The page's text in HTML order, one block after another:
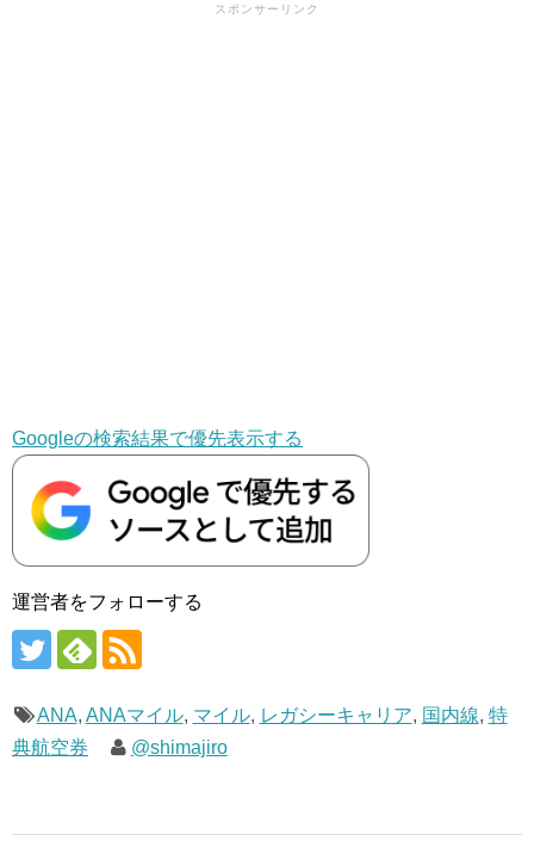
スポンサーリンク
Googleの検索結果で優先表示する
運営者をフォローする
ANA, ANAマイル, マイル, レガシーキャリア, 国内線, 特
典航空券
@shimajiro